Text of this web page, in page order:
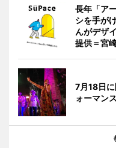
長年「ア
シを手が
んがデザ
提供＝宮
7月18日
ォーマン